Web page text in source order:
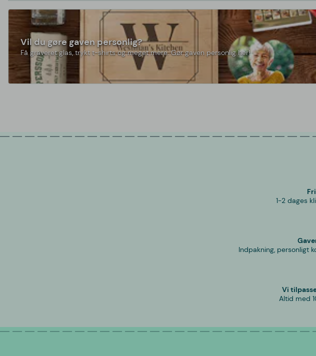
Vil du gøre gaven personlig?
Få graveret glas, trykt t-shirts og meget mere. Gør gaven personlig her!
1-2 dages
Indpakning, personligt
Vi
Altid med